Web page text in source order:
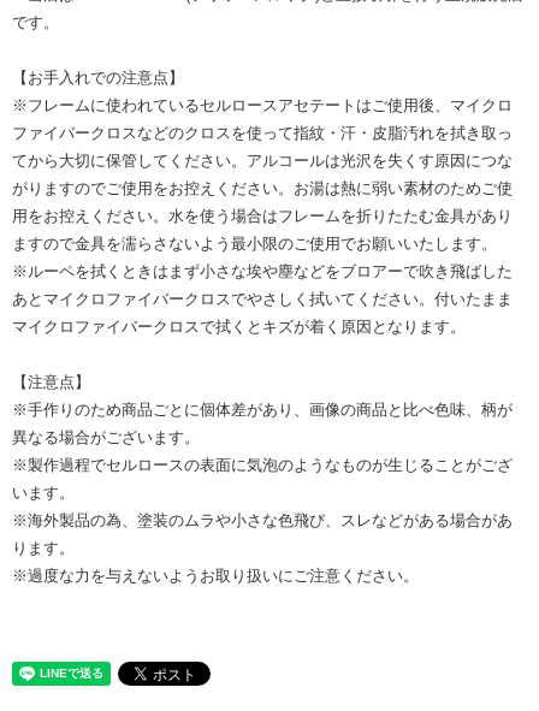
です。
【お手入れでの注意点】
※フレームに使われているセルロースアセテートはご使用後、マイクロ
ファイバークロスなどのクロスを使って指紋・汗・皮脂汚れを拭き取っ
てから大切に保管してください。アルコールは光沢を失くす原因につな
がりますのでご使用をお控えください。お湯は熱に弱い素材のためご使
用をお控えください。水を使う場合はフレームを折りたたむ金具があり
ますので金具を濡らさないよう最小限のご使用でお願いいたします。
※ルーペを拭くときはまず小さな埃や塵などをブロアーで吹き飛ばした
あとマイクロファイバークロスでやさしく拭いてください。付いたまま
マイクロファイバークロスで拭くとキズが着く原因となります。
【注意点】
※手作りのため商品ごとに個体差があり、画像の商品と比べ色味、柄が
異なる場合がございます。
※製作過程でセルロースの表面に気泡のようなものが生じることがござ
います。
※海外製品の為、塗装のムラや小さな色飛び、スレなどがある場合があ
ります。
※過度な力を与えないようお取り扱いにご注意ください。